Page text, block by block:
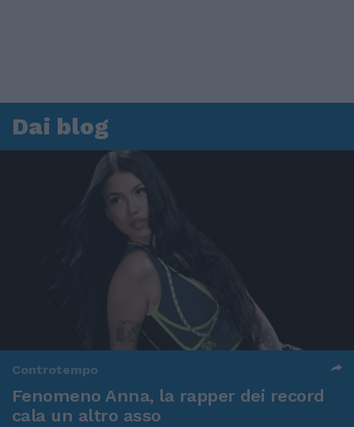
Dai blog
Controtempo
Fenomeno Anna, la rapper dei record
cala un altro asso